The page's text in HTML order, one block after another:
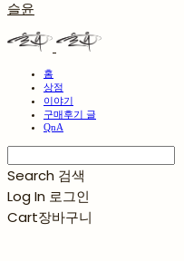
슬윤
홈
상점
이야기
구매후기 글
QnA
Search 검색
Log In 로그인
Cart장바구니